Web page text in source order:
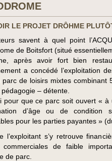
LE PROJET DRÔHME
savent à quel point
de Boitsfort (situé
après avoir fort bien
a concédé l’exploitation
de loisirs mixtes combinant
– détente.
pour que ce parc soit ouvert « à
d’âge ou de
pour les parties payantes »
l’exploitant s’y retrouve
commerciales de faible
de parc.